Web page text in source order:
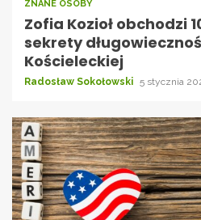
ZNANE OSOBY
Zofia Kozioł obchodzi
sekrety
Kościeleckiej
Radosław Sokołowski 5 stycznia